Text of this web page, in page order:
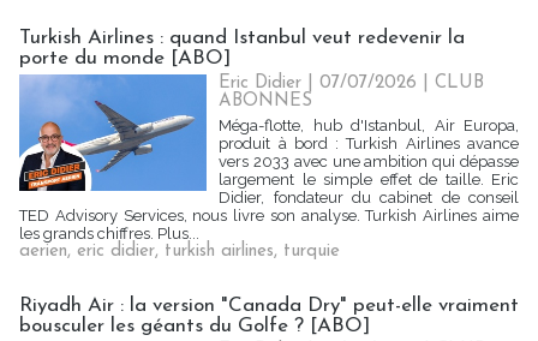
Turkish Airlines : quand Istanbul veut redevenir la
porte du monde [ABO]
Eric Didier | 07/07/2026 |CLUB
ABONNES
Méga-flotte, hub d'Istanbul, Air Europa,
produit à bord : Turkish Airlines avance
vers 2033 avec une ambition qui dépasse
largement le simple effet de taille. Eric
Didier, fondateur du cabinet de conseil
TED Advisory Services, nous livre son analyse. Turkish Airlines aime
les grands chiffres. Plus...
aerien, eric didier, turkish airlines, turquie
Riyadh Air : la version "Canada Dry" peut-elle vraiment
bousculer les géants du Golfe ? [ABO]